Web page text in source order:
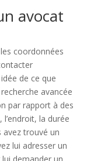
avocat
coordonnées
de ce que
avancée
par rapport à des
l’endroit, la durée
avez trouvé un
lui adresser un